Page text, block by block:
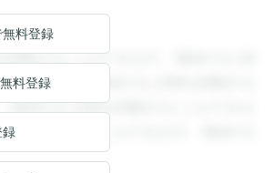
覧することができます。登録すると回
できます。登録すると回答を閲覧する
録すると回答を閲覧することができま
を閲覧することができます。登録する
無料登録
料登録
録